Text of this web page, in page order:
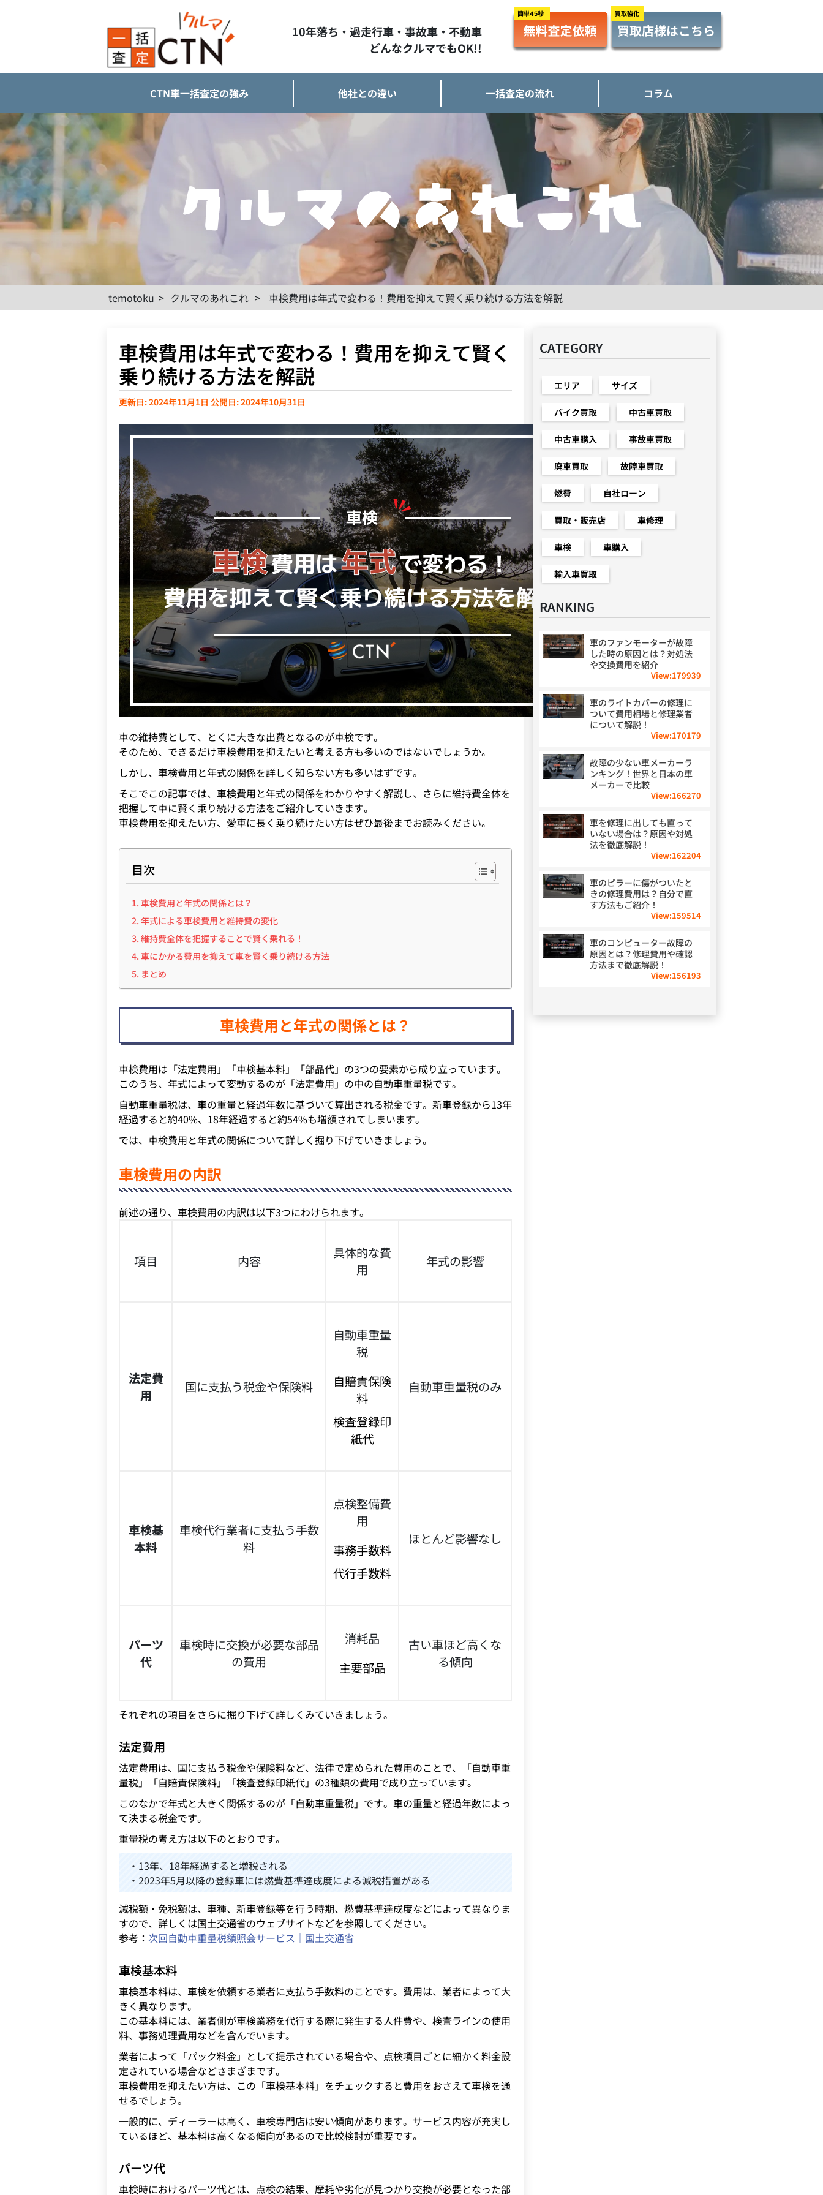
10年落ち・過走行車・事故車・不動車
どんなクルマでもOK!!
CTN車一括査定の強み 他社との違い 一括査定の流れ コラム
temotoku > クルマのあれこれ > 車検費用は年式で変わる！費用を抑えて賢く乗り続ける方法を解説
車検費用は年式で変わる！費用を抑えて賢く
乗り続ける方法を解説
更新日: 2024年11月1日 公開日: 2024年10月31日
車の維持費として、とくに大きな出費となるのが車検です。
そのため、できるだけ車検費用を抑えたいと考える方も多いのではないでしょうか。
しかし、車検費用と年式の関係を詳しく知らない方も多いはずです。
そこでこの記事では、車検費用と年式の関係をわかりやすく解説し、さらに維持費全体を
把握して車に賢く乗り続ける方法をご紹介していきます。
車検費用を抑えたい方、愛車に長く乗り続けたい方はぜひ最後までお読みください。
目次
車検費用と年式の関係とは？
年式による車検費用と維持費の変化
維持費全体を把握することで賢く乗れる！
車にかかる費用を抑えて車を賢く乗り続ける方法
まとめ
車検費用と年式の関係とは？
車検費用は「法定費用」「車検基本料」「部品代」の3つの要素から成り立っています。
このうち、年式によって変動するのが「法定費用」の中の自動車重量税です。
自動車重量税は、車の重量と経過年数に基づいて算出される税金です。新車登録から13年
経過すると約40%、18年経過すると約54%も増額されてしまいます。
では、車検費用と年式の関係について詳しく掘り下げていきましょう。
車検費用の内訳
前述の通り、車検費用の内訳は以下3つにわけられます。
項目 内容
具体的な費
用
年式の影響
法定費
用
国に支払う税金や保険料
自動車重量
税
自賠責保険
料
検査登録印
紙代
自動車重量税のみ
車検基
本料
車検代行業者に支払う手数
料
点検整備費
用
事務手数料
代行手数料
ほとんど影響なし
パーツ
代
車検時に交換が必要な部品
の費用
消耗品
主要部品
古い車ほど高くな
る傾向
それぞれの項目をさらに掘り下げて詳しくみていきましょう。
法定費用
法定費用は、国に支払う税金や保険料など、法律で定められた費用のことで、「自動車重
量税」「自賠責保険料」「検査登録印紙代」の3種類の費用で成り立っています。
このなかで年式と大きく関係するのが「自動車重量税」です。車の重量と経過年数によっ
て決まる税金です。
重量税の考え方は以下のとおりです。
・13年、18年経過すると増税される
・2023年5月以降の登録車には燃費基準達成度による減税措置がある
減税額・免税額は、車種、新車登録等を行う時期、燃費基準達成度などによって異なりま
すので、詳しくは国土交通省のウェブサイトなどを参照してください。
参考： 次回自動車重量税額照会サービス｜国土交通省
車検基本料
車検基本料は、車検を依頼する業者に支払う手数料のことです。費用は、業者によって大
きく異なります。
この基本料には、業者側が車検業務を代行する際に発生する人件費や、検査ラインの使用
料、事務処理費用などを含んでいます。
業者によって「パック料金」として提示されている場合や、点検項目ごとに細かく料金設
定されている場合などさまざまです。
車検費用を抑えたい方は、この「車検基本料」をチェックすると費用をおさえて車検を通
せるでしょう。
一般的に、ディーラーは高く、車検専門店は安い傾向があります。サービス内容が充実し
ているほど、基本料は高くなる傾向があるので比較検討が重要です。
パーツ代
車検時におけるパーツ代とは、点検の結果、摩耗や劣化が見つかり交換が必要となった部
CATEGORY
エリア サイズ
バイク買取 中古車買取
中古車購入 事故車買取
廃車買取 故障車買取
燃費 自社ローン
買取・販売店 車修理
車検 車購入
輸入車買取
RANKING
車のファンモーターが故障
した時の原因とは？対処法
や交換費用を紹介
View:179939
車のライトカバーの修理に
ついて費用相場と修理業者
について解説！
View:170179
故障の少ない車メーカーラ
ンキング！世界と日本の車
メーカーで比較
View:166270
車を修理に出しても直って
いない場合は？原因や対処
法を徹底解説！
View:162204
車のピラーに傷がついたと
きの修理費用は？自分で直
す方法もご紹介！
View:159514
車のコンピューター故障の
原因とは？修理費用や確認
方法まで徹底解説！
View:156193